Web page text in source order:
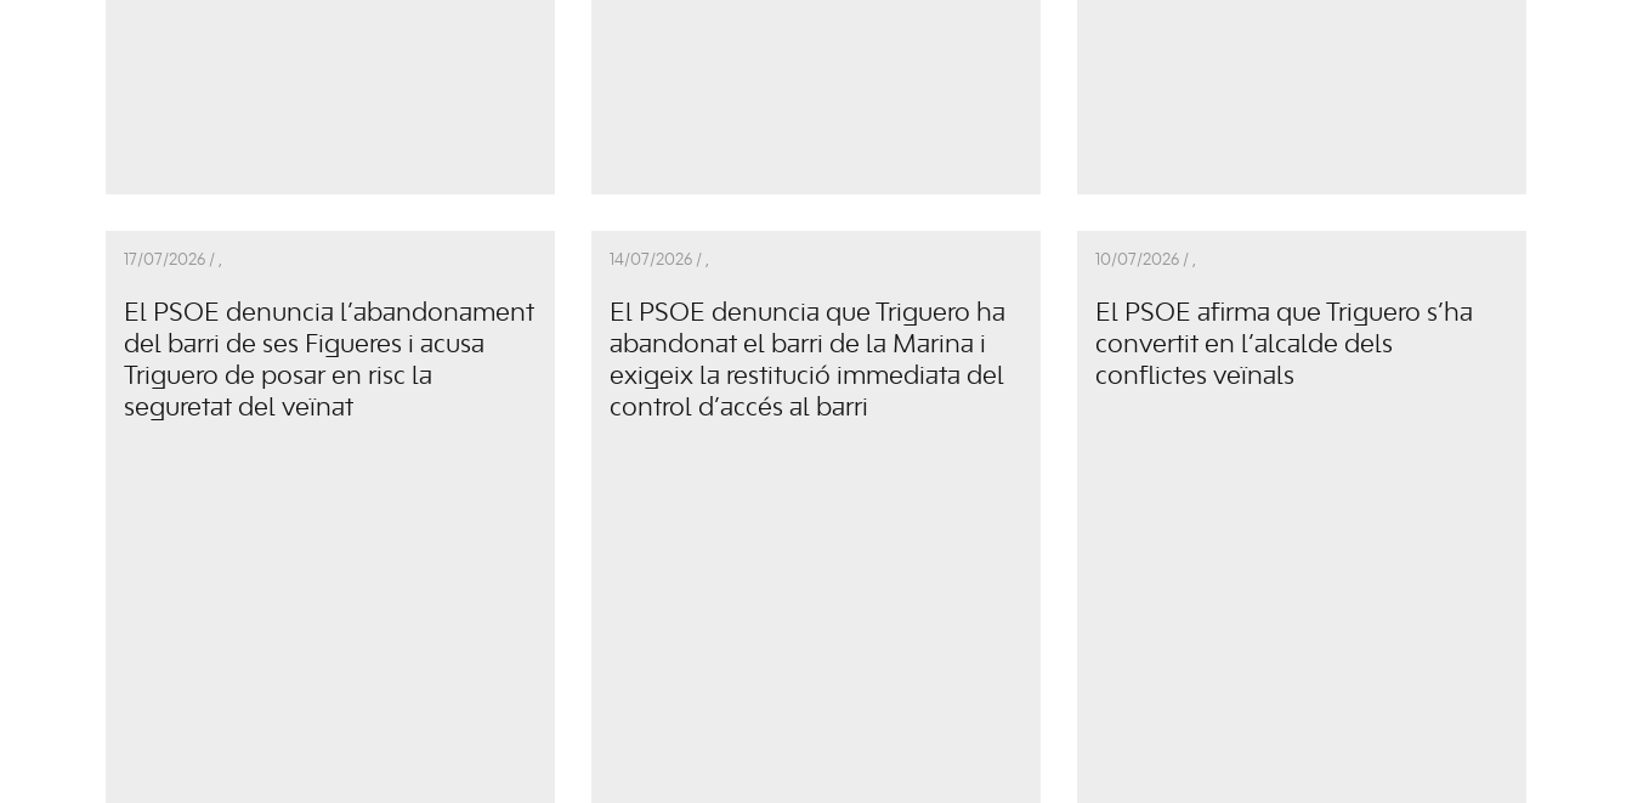
17/07/2026 / ,
El PSOE denuncia l’abandonament
del barri de ses Figueres i acusa
Triguero de posar en risc la
seguretat del veïnat
14/07/2026 / ,
El PSOE denuncia que Triguero ha
abandonat el barri de la Marina i
exigeix la restitució immediata del
control d’accés al barri
10/07/2026 / ,
El PSOE afirma que Triguero s’ha
convertit en l’alcalde dels
conflictes veïnals